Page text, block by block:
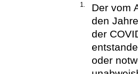
1.
Der vom
den
der
oder